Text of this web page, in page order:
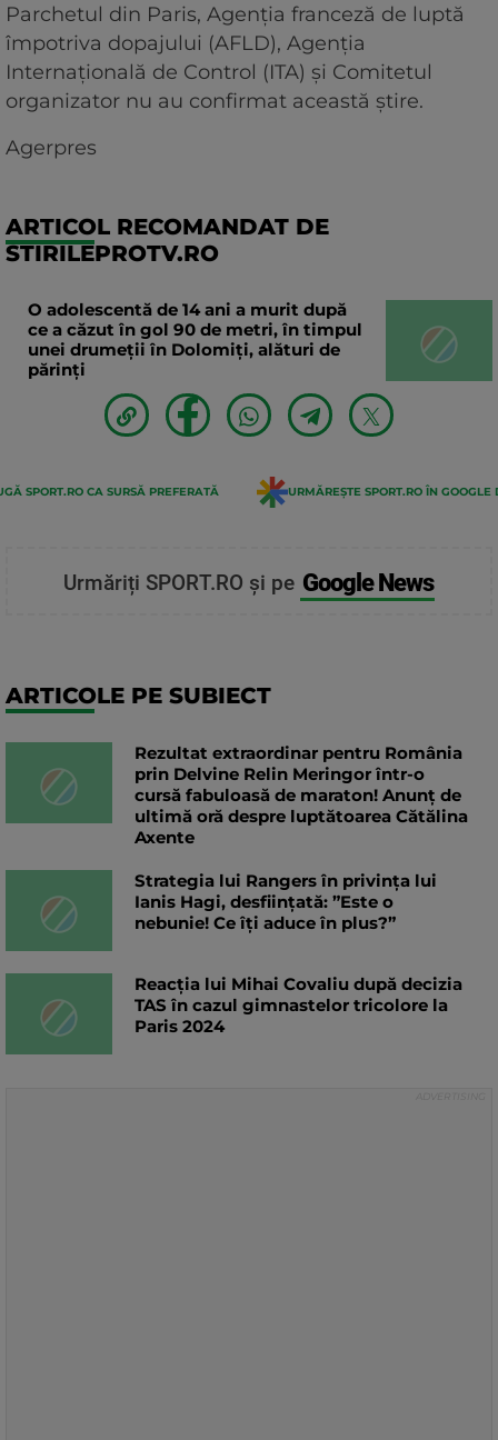
Parchetul din Paris, Agenţia franceză de luptă
împotriva dopajului (AFLD), Agenţia
Internaţională de Control (ITA) şi Comitetul
organizator nu au confirmat această ştire.
Agerpres
ARTICOL RECOMANDAT DE
STIRILEPROTV.RO
O adolescentă de 14 ani a murit după
ce a căzut în gol 90 de metri, în timpul
unei drumeții în Dolomiți, alături de
părinți
SPORT.RO CA SURSĂ PREFERATĂ URMĂREȘTE SPORT.RO ÎN GOOGLE
Urmăriți SPORT.RO și pe Google News
ARTICOLE PE SUBIECT
Rezultat extraordinar pentru România
prin Delvine Relin Meringor într-o
cursă fabuloasă de maraton! Anunț de
ultimă oră despre luptătoarea Cătălina
Axente
Strategia lui Rangers în privința lui
Ianis Hagi, desființată: ”Este o
nebunie! Ce îți aduce în plus?”
Reacția lui Mihai Covaliu după decizia
TAS în cazul gimnastelor tricolore la
Paris 2024